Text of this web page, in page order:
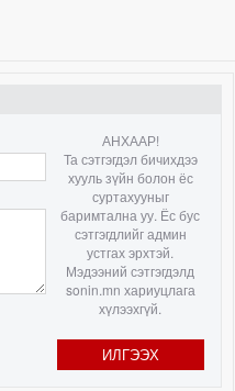
АНХААР!
Та сэтгэгдэл бичихдээ
хууль зүйн болон ёс
суртахууныг
баримтална уу. Ёс бус
сэтгэгдлийг админ
устгах эрхтэй.
Мэдээний сэтгэгдэлд
sonin.mn хариуцлага
хүлээхгүй.
ИЛГЭЭХ